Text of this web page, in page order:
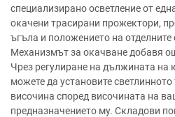
специализирано осветление от
окачени трасирани прожектори,
ъгъла и положението на отделните
Механизмът за окачване добавя
Чрез регулиране на дължината на
можете да установите
височина според височината на
предназначението му. Складови